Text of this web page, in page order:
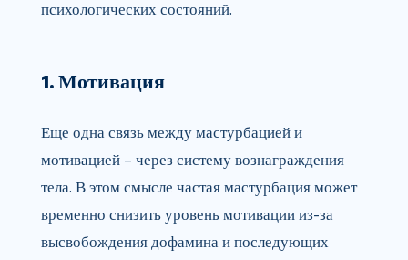
психологических состояний.
1. Мотивация
Еще одна связь между мастурбацией и
мотивацией – через систему вознаграждения
тела. В этом смысле частая мастурбация может
временно снизить уровень мотивации из-за
высвобождения дофамина и последующих